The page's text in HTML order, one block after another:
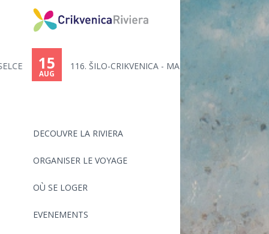
DECOUVRE LA RIVIERA
ORGANISER LE VOYAGE
OÙ SE LOGER
EVENEMENTS
15 116. ŠILO-CRIKVENICA - MARATHO...
here